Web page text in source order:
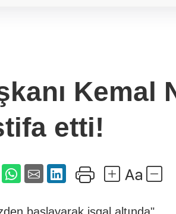
Kemal
etti!
başlayarak işgal altında"